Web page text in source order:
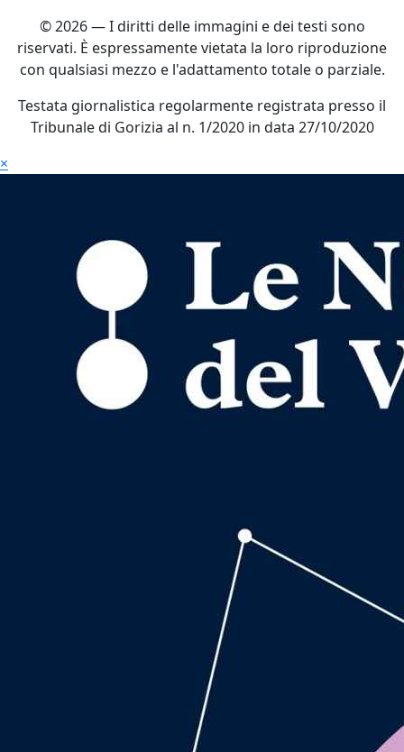
© 2026 — I diritti delle immagini e dei testi sono
riservati. È espressamente vietata la loro riproduzione
con qualsiasi mezzo e l'adattamento totale o parziale.
Testata giornalistica regolarmente registrata presso il
Tribunale di Gorizia al n. 1/2020 in data 27/10/2020
×